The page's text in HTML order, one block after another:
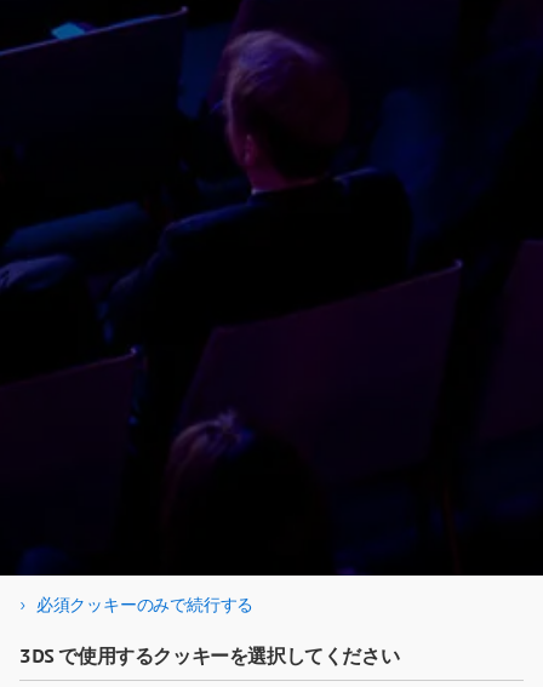
ださい
必須クッキーのみで続行する
3DS で使用するクッキーを選択してください